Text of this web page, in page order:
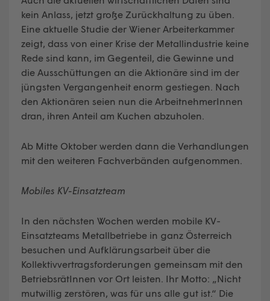
kein Anlass, jetzt große Zurückhaltung zu üben.
Eine aktuelle Studie der Wiener Arbeiterkammer
zeigt, dass von einer Krise der Metallindustrie keine
Rede sind kann, im Gegenteil, die Gewinne und
die Ausschüttungen an die Aktionäre sind im der
jüngsten Vergangenheit enorm gestiegen. Nach
den Aktionären seien nun die ArbeitnehmerInnen
dran, ihren Anteil am Kuchen abzuholen.
Ab Mitte Oktober werden dann die Verhandlungen
mit den weiteren Fachverbänden aufgenommen.
Mobiles KV-Einsatzteam
In den nächsten Wochen werden mobile KV-
Einsatzteams Metallbetriebe in ganz Österreich
besuchen und Aufklärungsarbeit über die
Kollektivvertragsforderungen gemeinsam mit den
BetriebsrätInnen vor Ort leisten. Ihr Motto: „Nicht
mutwillig zerstören, was für uns alle gut ist.“ Die